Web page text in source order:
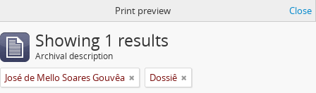
Print preview Close
Showing 1 results
Archival description
José de Mello Soares Gouvêa Dossiê